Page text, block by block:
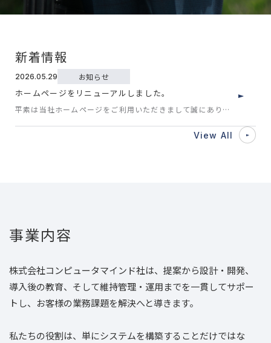
新着情報
2026.05.29 お知らせ
ホームページをリニューアルしました。
平素は当社ホームページをご利用いただきまして誠にありが
View All
事業内容
株式会社コンピュータマインド社は、提案から設計・開発、
導入後の教育、そして維持管理・運用までを一貫してサポー
トし、お客様の業務課題を解決へと導きます。
私たちの役割は、単にシステムを構築することだけではな